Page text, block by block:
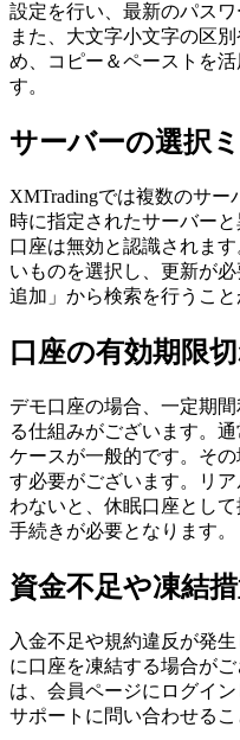
設定を行い、最新のパス
また、大文字小文字の区
め、コピー＆ペーストを
す。
サーバーの選択
XMTradingでは複数のサ
時に指定されたサーバー
口座は無効と認識されま
いものを選択し、更新が
追加」から検索を行うこと
口座の有効期限
デモ口座の場合、一定期
る仕組みがございます。
ケースが一般的です。そ
す必要がございます。リ
わないと、休眠口座とし
手続きが必要となります。
資金不足や凍結
入金不足や規約違反が発
に口座を凍結する場合が
は、会員ページにログイ
サポートに問い合わせる